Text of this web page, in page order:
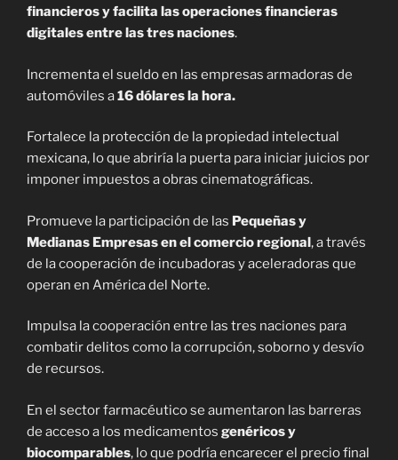
financieros y facilita las operaciones financieras
digitales entre las tres naciones.
Incrementa el sueldo en las empresas armadoras de
automóviles a16 dólares la hora.
Fortalece la protección de la propiedad intelectual
mexicana, lo que abriría la puerta para iniciar juicios por
imponer impuestos a obras cinematográficas.
Promueve la participación de las Pequeñas y
Medianas Empresas en el comercio regional, a través
de la cooperación de incubadoras y aceleradoras que
operan en América del Norte.
Impulsa la cooperación entre las tres naciones para
combatir delitos como la corrupción, soborno y desvío
de recursos.
En el sector farmacéutico se aumentaron las barreras
de acceso a los medicamentos genéricos y
biocomparables, lo que podría encarecer el precio final